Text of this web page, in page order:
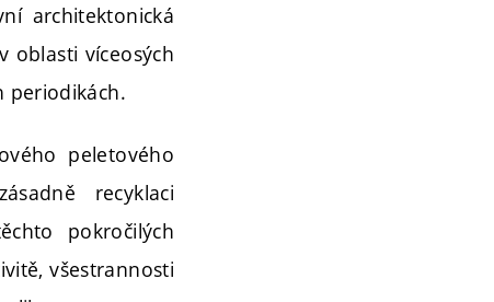
architektonická
oblasti víceosých
periodikách.
peletového
recyklaci
pokročilých
všestrannosti